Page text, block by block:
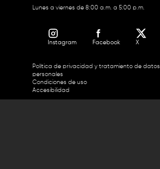
Lunes a viernes de 8:00 a.m. a 5:00 p.m.
Instagram Facebook X
Política de privacidad y tratamiento de datos
personales
Condiciones de uso
Accesibilidad